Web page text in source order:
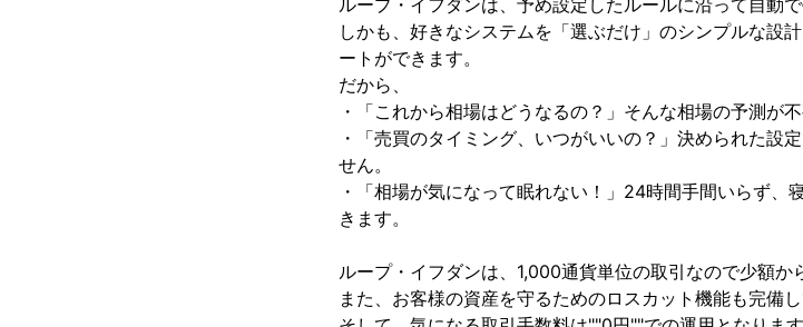
しかも、好きなシステムを「選ぶだけ」のシンプルな設
ートができます。
だから、
・「これから相場はどうなるの？」そんな相場の予測が不
・「売買のタイミング、いつがいいの？」決められた設
せん。
・「相場が気になって眠れない！」24時間手間いらず、
きます。
ループ・イフダンは、1,000通貨単位の取引なので少額か
また、お客様の資産を守るためのロスカット機能も完備し